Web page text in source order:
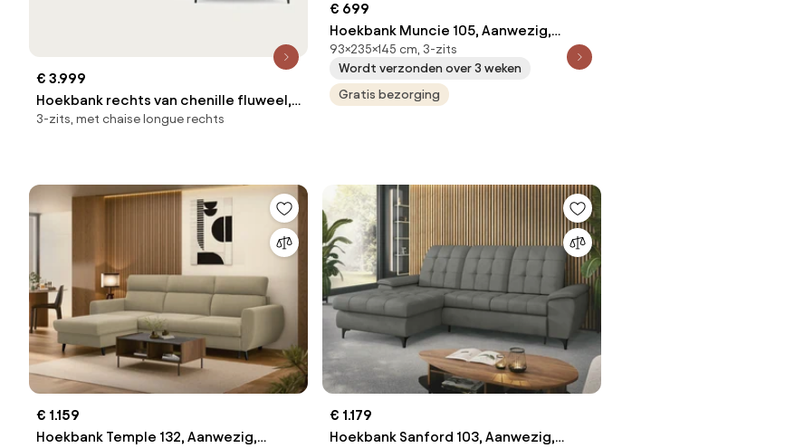
€ 3.999
Hoekbank rechts van chenille fluweel,
Marsile
3-zits, met chaise longue rechts
€ 699
Hoekbank Muncie 105, Aanwezig,
Aanwezig, 235x145x93cm, 95 kg, Poten:
Hout
93×235×145 cm, 3-zits
Wordt verzonden over 3 weken
Gratis bezorging
€ 1.159
Hoekbank Temple 132, Aanwezig,
€ 1.179
Hoekbank Sanford 103, Aanwezig,